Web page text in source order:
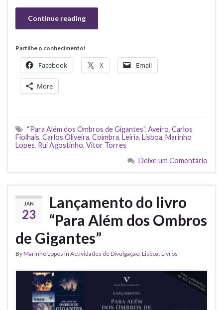
Continue reading
Partilhe o conhecimento!
Facebook X Email
More
“Para Além dos Ombros de Gigantes”, Aveiro, Carlos
Fiolhais, Carlos Oliveira, Coimbra, Leiria, Lisboa, Marinho
Lopes, Rui Agostinho, Vitor Torres
Deixe um Comentário
JAN
23
Lançamento do livro
“Para Além dos Ombros
de Gigantes”
ByMarinho Lopes in Actividades de Divulgação, Lisboa, Livros